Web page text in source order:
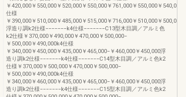
￥420,000￥550,000￥520,000￥550,000￥761,000￥550,000￥540,000k4
仕様
￥390,000￥510,000￥485,000￥515,000￥716,000￥510,000￥500,000
浮造り調k2仕様−−−−−−−k4仕様−−−−−−−C13型木目調／アルミ色
k2仕様￥370,000￥490,000￥470,000￥500,000−
￥500,000￥490,000k4仕様
￥340,000￥450,000￥435,000￥465,000−￥460,000￥450,000浮
造り調k2仕様−−−−−−−k4仕様−−−−−−−C14型木目調／アルミ色k2
仕様￥370,000￥500,000￥470,000￥500,000−
￥500,000￥490,000k4仕様
￥340,000￥460,000￥435,000￥465,000−￥460,000￥450,000浮
造り調k2仕様−−−−−−−k4仕様−−−−−−−C15型木目調／アルミ色k2